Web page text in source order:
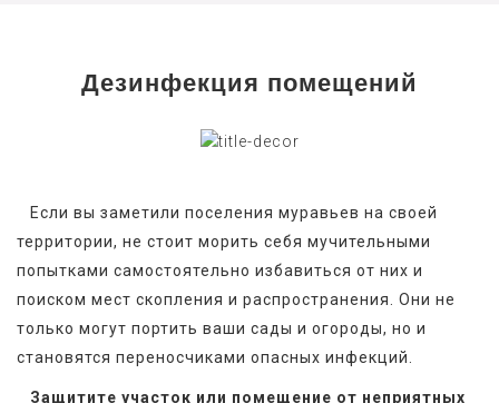
Дезинфекция помещений
Если вы заметили поселения муравьев на своей
территории, не стоит морить себя мучительными
попытками самостоятельно избавиться от них и
поиском мест скопления и распространения. Они не
только могут портить ваши сады и огороды, но и
становятся переносчиками опасных инфекций.
Защитите участок или помещение от неприятных